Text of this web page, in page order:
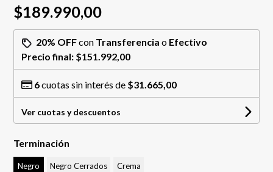
$189.990,00
20% OFFcon Transferencia o Efectivo
Precio final: $151.992,00
6cuotas sin interés de $31.665,00
Ver cuotas y descuentos
Terminación
Negro Negro Cerrados Crema